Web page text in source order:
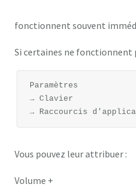
fonctionnent souvent
Si certaines ne fonctionnent
Paramètres
→ Clavier
Vous pouvez leur attribuer :
Volume +